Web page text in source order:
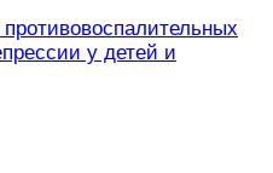
у детей и